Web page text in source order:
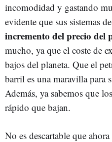
incomodidad y gastando
evidente que sus sistemas
incremento del precio del
mucho, ya que el coste de
bajos del planeta. Que el
barril es una maravilla para
Además, ya sabemos que
rápido que bajan.
No es descartable que